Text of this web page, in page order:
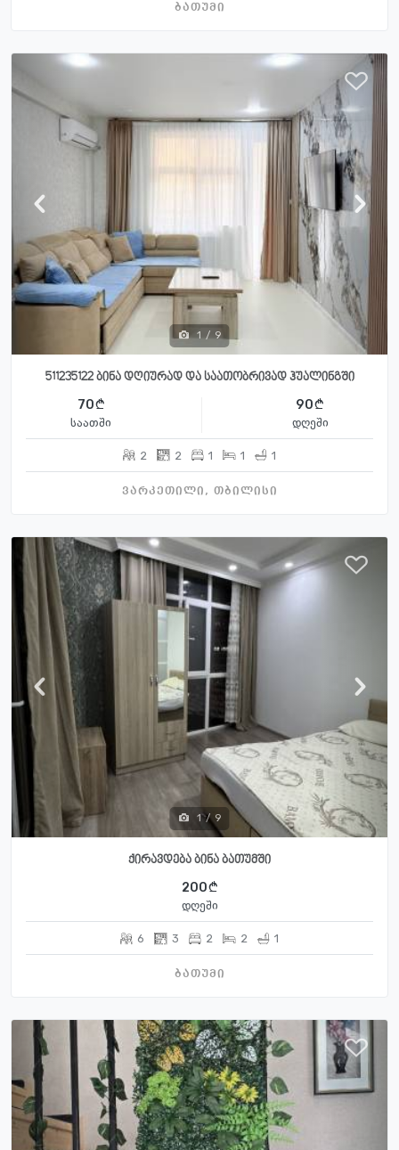
ბათუმი
1 / 9
511235122 ბინა დღიურად და საათობრივად ჰუალინგში
70
საათში
90
დღეში
2 2 1 1 1
ვარკეთილი, თბილისი
1 / 9
ქირავდება ბინა ბათუმში
200
დღეში
6 3 2 2 1
ბათუმი